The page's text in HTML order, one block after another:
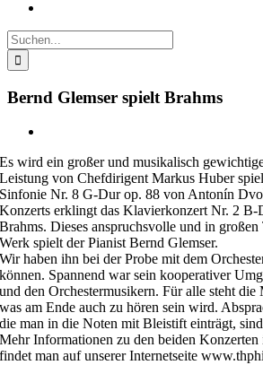
Suche
nach:
Bernd Glemser spielt Brahms
Bild
Es wird ein großer und musikalisch
Leistung von Chefdirigent Markus Huber
Sinfonie Nr. 8 G-Dur op. 88 von Antonín
Konzerts erklingt das Klavierkonzert Nr. 2 B-
Brahms. Dieses anspruchsvolle und in
Werk spielt der Pianist Bernd Glemser.
Wir haben ihn bei der Probe mit dem
können. Spannend war sein kooperativer
und den Orchestermusikern. Für alle steht
was am Ende auch zu hören sein wird.
die man in die Noten mit Bleistift einträgt,
Mehr Informationen zu den beiden
findet man auf unserer Internetseite